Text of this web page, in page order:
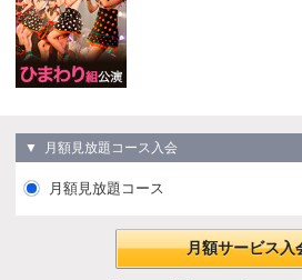
▼ 月額見放題コース入会
月額見放題コース
月額サービス入